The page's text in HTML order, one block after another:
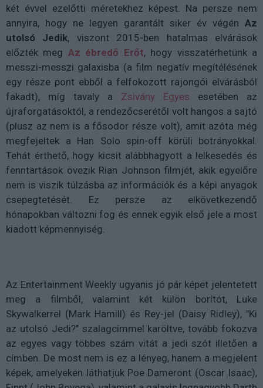
két évvel ezelőtti méretekhez képest. Na persze nem
annyira, hogy ne legyen garantált siker év végén Az
utolsó Jedik, viszont 2015-ben hatalmas elvárások
előzték meg Az ébredő Erőt, hogy visszatérhetünk a
messzi-messzi galaxisba (a film negatív megítélésének
egy része pont ebből a felfokozott rajongói elvárásból
fakadt), míg tavaly a Zsivány Egyes esetében az
újraforgatásoktól, a rendezőcserétől volt hangos a sajtó
(plusz az nem is a fősodor része volt), amit azóta még
megfejeltek a Han Solo spin-off körüli botrányokkal.
Tehát érthető, hogy kicsit alábbhagyott a lelkesedés és
fenntartások övezik Rian Johnson filmjét, akik egyelőre
nem is viszik túlzásba az információk és a képi anyagok
csepegtetését. Ez persze az elkövetkezendő
hónapokban változni fog és ennek egyik első jele a most
kiadott képmennyiség.
Az Entertainment Weekly ugyanis jó pár képet jelentetett
meg a filmből, valamint két külön borítót, Luke
Skywalkerrel (Mark Hamill) és Rey-jel (Daisy Ridley), "Ki
az utolsó Jedi?" szalagcímmel karöltve, tovább fokozva
az egyes vagy többes szám vitát a jedi szót illetően a
címben. De most nem is ez a lényeg, hanem a megjelent
képek, amelyeken láthatjuk Poe Dameront (Oscar Isaac),